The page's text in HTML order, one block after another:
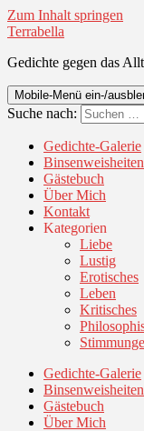
Zum Inhalt springen
Terrabella
Gedichte gegen das
Mobile-Menü ein-/
Suche nach:
Gedichte-Galerie
Binsenweisheiten
Gästebuch
Über Mich
Kontakt
Kategorien
Liebe
Lustig
Erotisches
Leben
Kritisches
Gedichte-Galerie
Binsenweisheiten
Gästebuch
Über Mich